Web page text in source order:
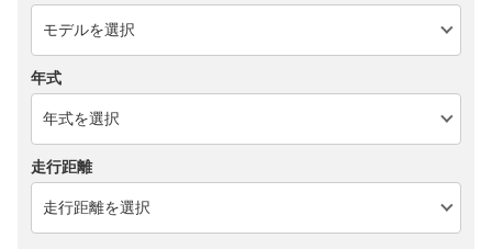
年式
走行距離